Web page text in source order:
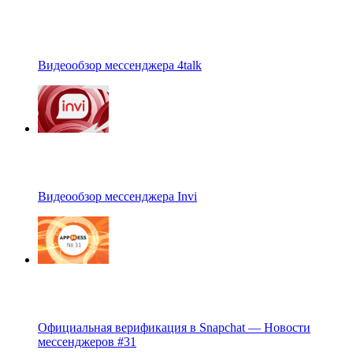
Видеообзор мессенджера 4talk
Видеообзор мессенджера Invi
Официальная верификация в Snapchat — Новости
мессенджеров #31